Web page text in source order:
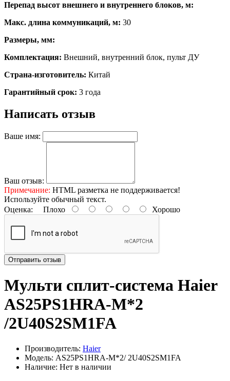
Перепад высот внешнего и внутреннего блоков, м:
Макс. длина коммуникаций, м: 30
Размеры, мм:
Комплектация: Внешний, внутренний блок, пульт ДУ
Страна-изготовитель: Китай
Гарантийный срок: 3 года
Написать отзыв
Ваше имя:
Ваш отзыв:
Примечание: HTML разметка не поддерживается!
Используйте обычный текст.
Оценка: Плохо Хорошо
Отправить отзыв
Мульти сплит-система Haier
AS25PS1HRA-M*2
/2U40S2SM1FA
Производитель: Haier
Модель: AS25PS1HRA-M*2/ 2U40S2SM1FA
Наличие: Нет в наличии